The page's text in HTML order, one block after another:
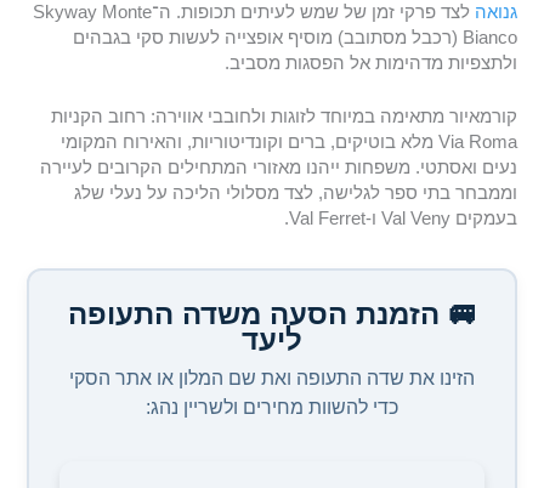
גנואה
לצד פרקי זמן של שמש לעיתים תכופות. ה־Skyway Monte
Bianco (רכבל מסתובב) מוסיף אופצייה לעשות סקי בגבהים
ולתצפיות מדהימות אל הפסגות מסביב.
קורמאיור מתאימה במיוחד לזוגות ולחובבי אווירה: רחוב הקניות
Via Roma מלא בוטיקים, ברים וקונדיטוריות, והאירוח המקומי
נעים ואסתטי. משפחות ייהנו מאזורי המתחילים הקרובים לעיירה
וממבחר בתי ספר לגלישה, לצד מסלולי הליכה על נעלי שלג
בעמקים Val Veny ו-Val Ferret.
🚐 הזמנת הסעה משדה התעופה
ליעד
הזינו את שדה התעופה ואת שם המלון או אתר הסקי
כדי להשוות מחירים ולשריין נהג: